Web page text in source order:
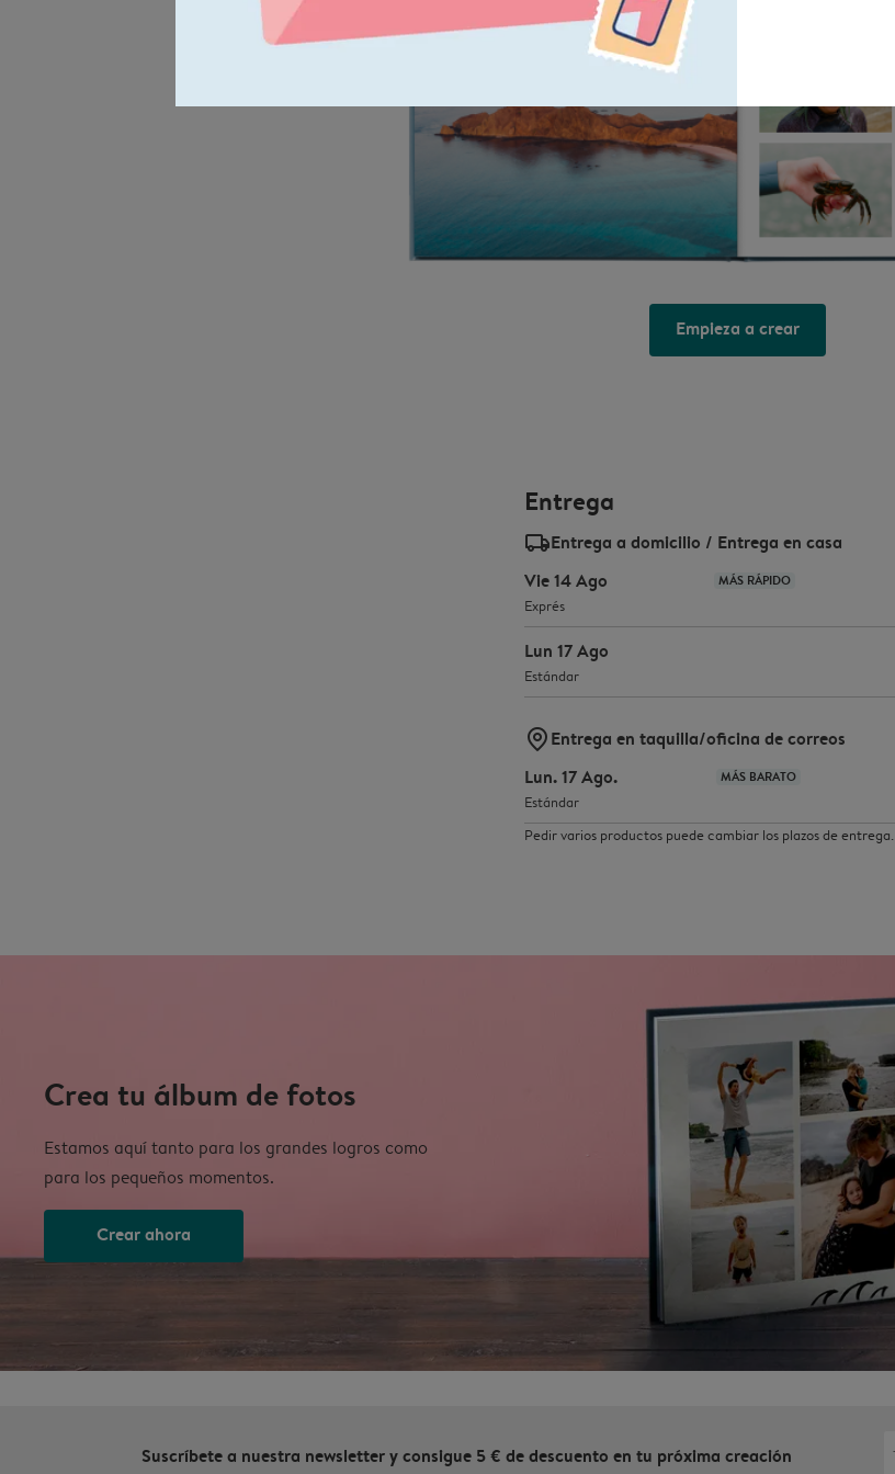
Empieza a crear
Entrega
delivery_standard_v2Entrega a domicilio / Entrega en casa
Vie 14 Ago
MÁS RÁPIDO
Exprés
Lun 17 Ago
Estándar
marker-pinEntrega en taquilla/oficina de correos
Lun. 17 Ago.
MÁS BARATO
Estándar
Pedir varios productos puede cambiar los plazos de entrega.
Crea tu álbum de fotos
Estamos aquí tanto para los grandes logros como
para los pequeños momentos.
Crear ahora
Suscríbete a nuestra newsletter y consigue 5 € de descuento en tu próxima creación